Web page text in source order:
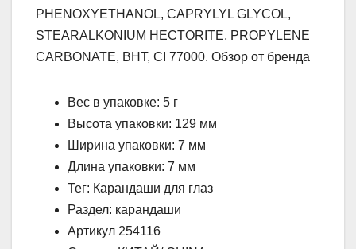
PHENOXYETHANOL, CAPRYLYL GLYCOL,
STEARALKONIUM HECTORITE, PROPYLENE
CARBONATE, BHT, CI 77000. Обзор от бренда
Вес в упаковке: 5 г
Высота упаковки: 129 мм
Ширина упаковки: 7 мм
Длина упаковки: 7 мм
Тег: Карандаши для глаз
Раздел: карандаши
Артикул 254116